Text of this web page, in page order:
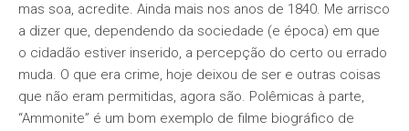
mas soa, acredite. Ainda mais nos anos de 1840. Me arrisco
a dizer que, dependendo da sociedade (e época) em que
o cidadão estiver inserido, a percepção do certo ou errado
muda. O que era crime, hoje deixou de ser e outras coisas
que não eram permitidas, agora são. Polêmicas à parte,
“Ammonite” é um bom exemplo de filme biográfico de